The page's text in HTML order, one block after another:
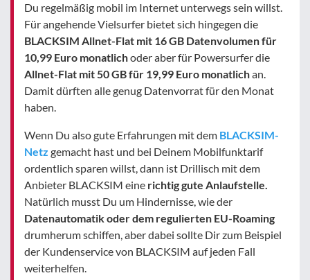
Du regelmäßig mobil im Internet unterwegs sein willst.
Für angehende Vielsurfer bietet sich hingegen die
BLACKSIM Allnet-Flat mit 16 GB Datenvolumen für
10,99 Euro monatlichoder aber für Powersurfer die
Allnet-Flat mit 50 GB für 19,99 Euro monatlichan.
Damit dürften alle genug Datenvorrat für den Monat
haben.
Wenn Du also gute Erfahrungen mit dem BLACKSIM-
Netz gemacht hast und bei Deinem Mobilfunktarif
ordentlich sparen willst, dann ist Drillisch mit dem
Anbieter BLACKSIM eine richtig gute Anlaufstelle.
Natürlich musst Du um Hindernisse, wie der
Datenautomatik oder dem regulierten EU-Roaming
drumherum schiffen, aber dabei sollte Dir zum Beispiel
der Kundenservice von BLACKSIM auf jeden Fall
weiterhelfen.